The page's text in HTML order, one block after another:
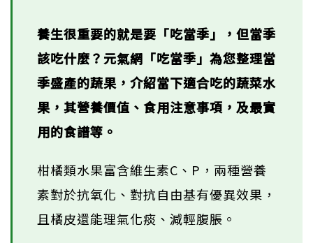
養生很重要的就是要「吃當季」，但當季
該吃什麼？元氣網「吃當季」為您整理當
季盛產的蔬果，介紹當下適合吃的蔬菜水
果，其營養價值、食用注意事項，及最實
用的食譜等。
柑橘類水果富含維生素C、P，兩種營養
素對於抗氧化、對抗自由基有優異效果，
且橘皮還能理氣化痰、減輕腹脹。